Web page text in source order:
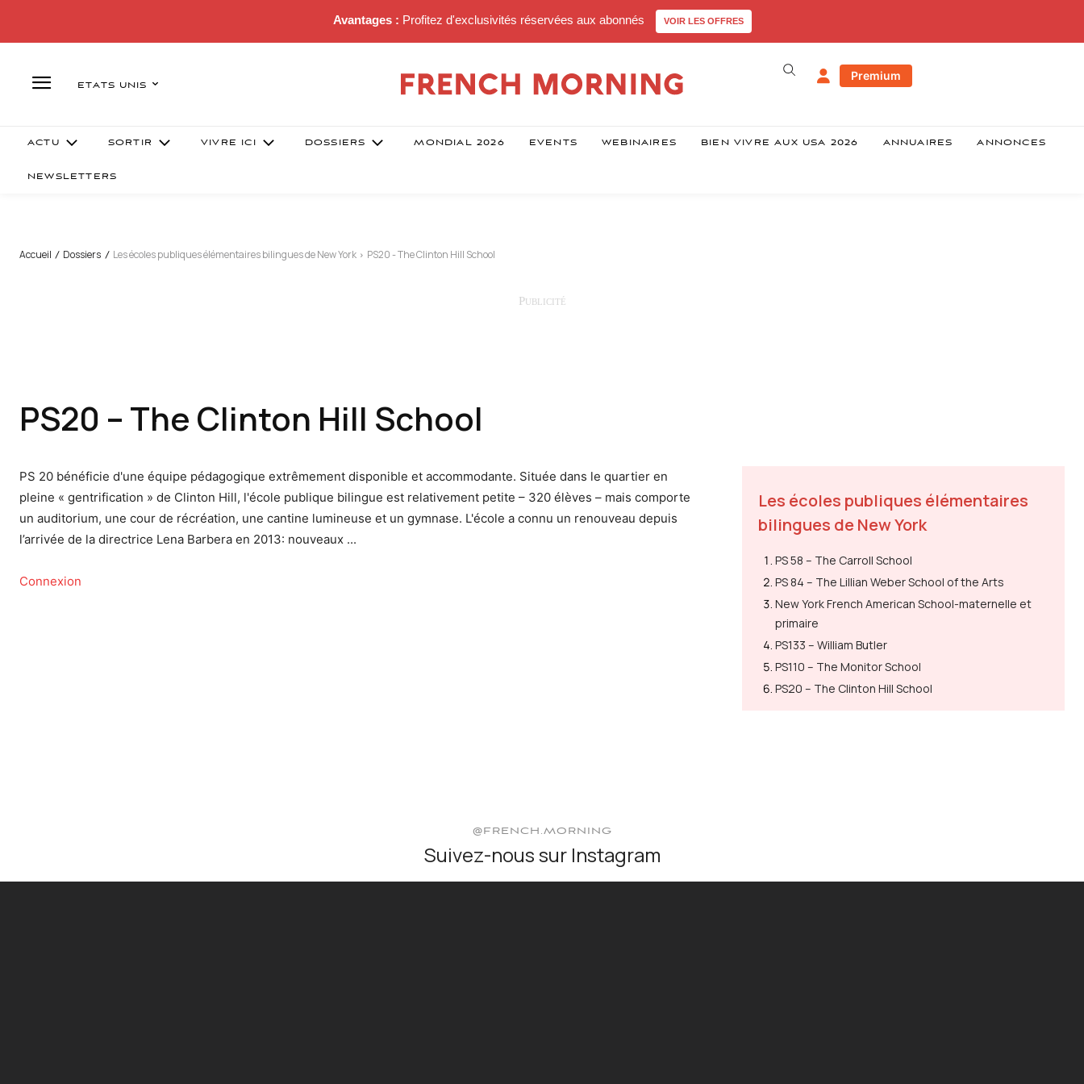
Avantages : Profitez d'exclusivités réservées aux abonnés VOIR LES OFFRES
ETATS UNIS
Premium
ACTU SORTIR VIVRE ICI DOSSIERS MONDIAL 2026 EVENTS WEBINAIRES BIEN VIVRE AUX USA 2026 ANNUAIRES ANNONCES
NEWSLETTERS
Accueil Dossiers Les écoles publiques élémentaires bilingues de New York PS20 - The Clinton Hill School
PS20 – The Clinton Hill School
PS 20 bénéficie d'une équipe pédagogique extrêmement disponible et accommodante. Située dans le quartier en
pleine « gentrification » de Clinton Hill, l'école publique bilingue est relativement petite – 320 élèves – mais comporte
un auditorium, une cour de récréation, une cantine lumineuse et un gymnase. L'école a connu un renouveau depuis
l’arrivée de la directrice Lena Barbera en 2013: nouveaux ...
Connexion
Les écoles publiques élémentaires
bilingues de New York
PS 58 – The Carroll School
PS 84 – The Lillian Weber School of the Arts
New York French American School-maternelle et
primaire
PS133 – William Butler
PS110 – The Monitor School
PS20 – The Clinton Hill School
@FRENCH.MORNING
Suivez-nous sur Instagram